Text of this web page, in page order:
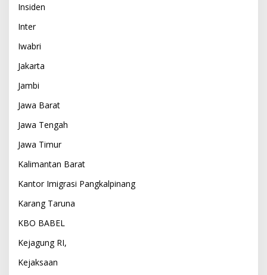
Insiden
Inter
Iwabri
Jakarta
Jambi
Jawa Barat
Jawa Tengah
Jawa Timur
Kalimantan Barat
Kantor Imigrasi Pangkalpinang
Karang Taruna
KBO BABEL
Kejagung RI,
Kejaksaan